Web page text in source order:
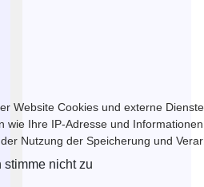
Website Cookies und externe
wie Ihre IP-Adresse und
Nutzung der Speicherung und
stimme nicht zu